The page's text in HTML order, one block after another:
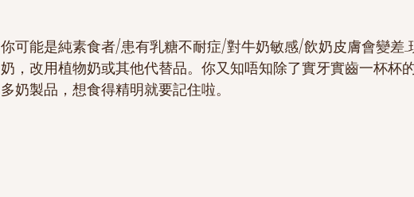
你可能是純素食者/患有乳糖不耐症/對牛奶敏感/飲奶皮膚會變差
奶，改用植物奶或其他代替品。你又知唔知除了實牙實齒一杯杯
多奶製品，想食得精明就要記住啦。